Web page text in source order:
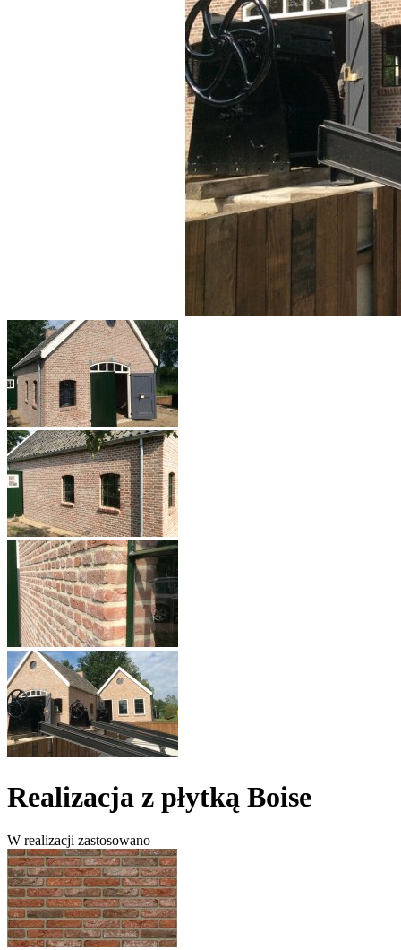
Realizacja z płytką Boise
W realizacji zastosowano